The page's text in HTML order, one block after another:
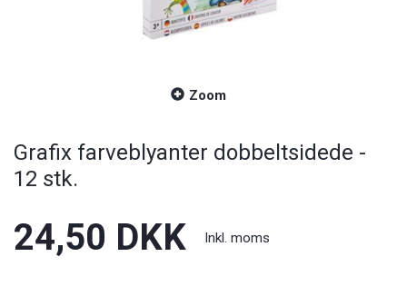
Zoom
Grafix farveblyanter dobbeltsidede -
12 stk.
24,50 DKK Inkl. moms